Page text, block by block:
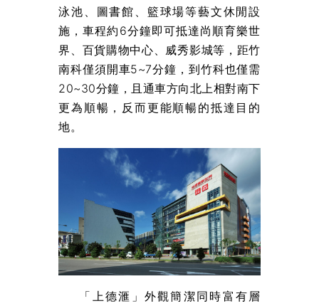
泳池、圖書館、籃球場等藝文休閒設
施，車程約6分鐘即可抵達尚順育樂世
界、百貨購物中心、威秀影城等，距竹
南科僅須開車5~7分鐘，到竹科也僅需
20~30分鐘，且通車方向北上相對南下
更為順暢，反而更能順暢的抵達目的
地。
「上德滙」外觀簡潔同時富有層